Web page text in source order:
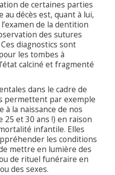
de certaines parties
au décès est, quant à lui,
de la dentition
des sutures
diagnostics sont
les tombes à
calciné et fragmenté
dans le cadre de
permettent par exemple
à la naissance de nos
et 30 ans !) en raison
infantile. Elles
les conditions
mettre en lumière des
de rituel funéraire en
des sexes.